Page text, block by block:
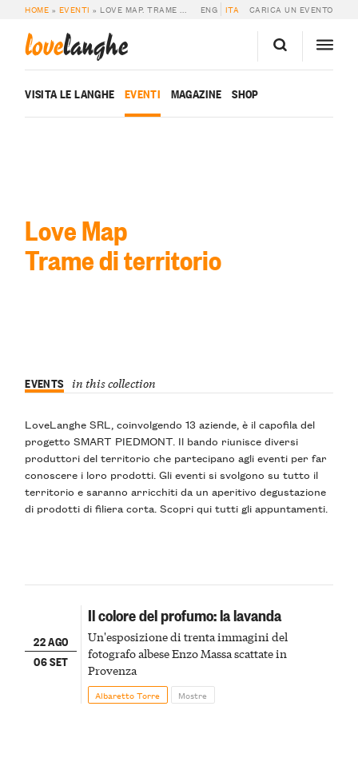
HOME » EVENTI » LOVE MAP. TRAME DI TERRITORIO ENG ITA CARICA UN EVENTO
lovelanghe
VISITA LE LANGHE EVENTI MAGAZINE SHOP
Love Map
Trame di territorio
EVENTS in this collection
LoveLanghe SRL, coinvolgendo 13 aziende, è il capofila del
progetto SMART PIEDMONT. Il bando riunisce diversi
produttori del territorio che partecipano agli eventi per far
conoscere i loro prodotti. Gli eventi si svolgono su tutto il
territorio e saranno arricchiti da un aperitivo degustazione
di prodotti di filiera corta. Scopri qui tutti gli appuntamenti.
22 AGO
06 SET
Il colore del profumo: la lavanda
Un'esposizione di trenta immagini del
fotografo albese Enzo Massa scattate in
Provenza
Albaretto Torre Mostre